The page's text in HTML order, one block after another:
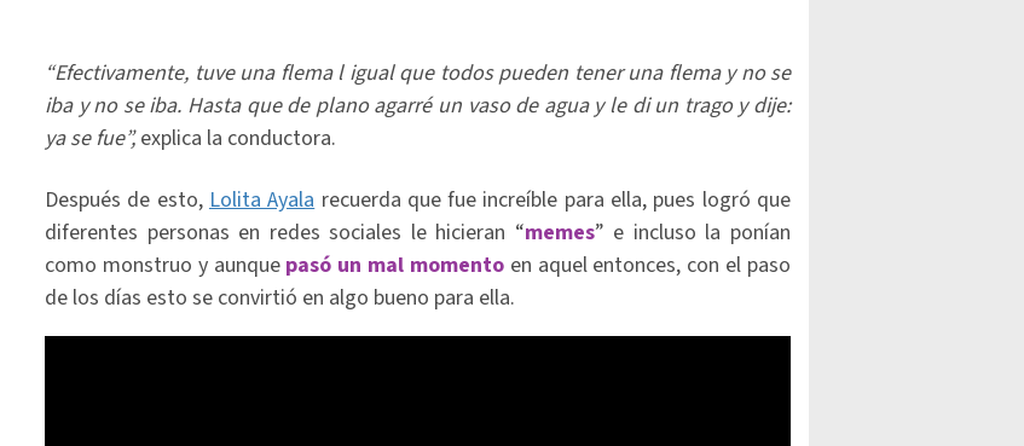
“Efectivamente, tuve una flema l igual que todos pueden tener una flema y no se
iba y no se iba. Hasta que de plano agarré un vaso de agua y le di un trago y dije:
ya se fue”,explica la conductora.
Después de esto, Lolita Ayalarecuerda que fue increíble para ella, pues logró que
diferentes personas en redes sociales le hicieran “memes” e incluso la ponían
como monstruo y aunquepasó un mal momento en aquel entonces, con el paso
de los días esto se convirtió en algo bueno para ella.